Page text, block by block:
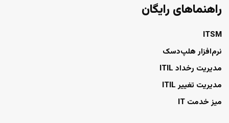
راهنماهای رایگان
ITSM
نرم‌افزار هلپ‌دسک
مدیریت رخداد ITIL
مدیریت تغییر ITIL
میز خدمت IT